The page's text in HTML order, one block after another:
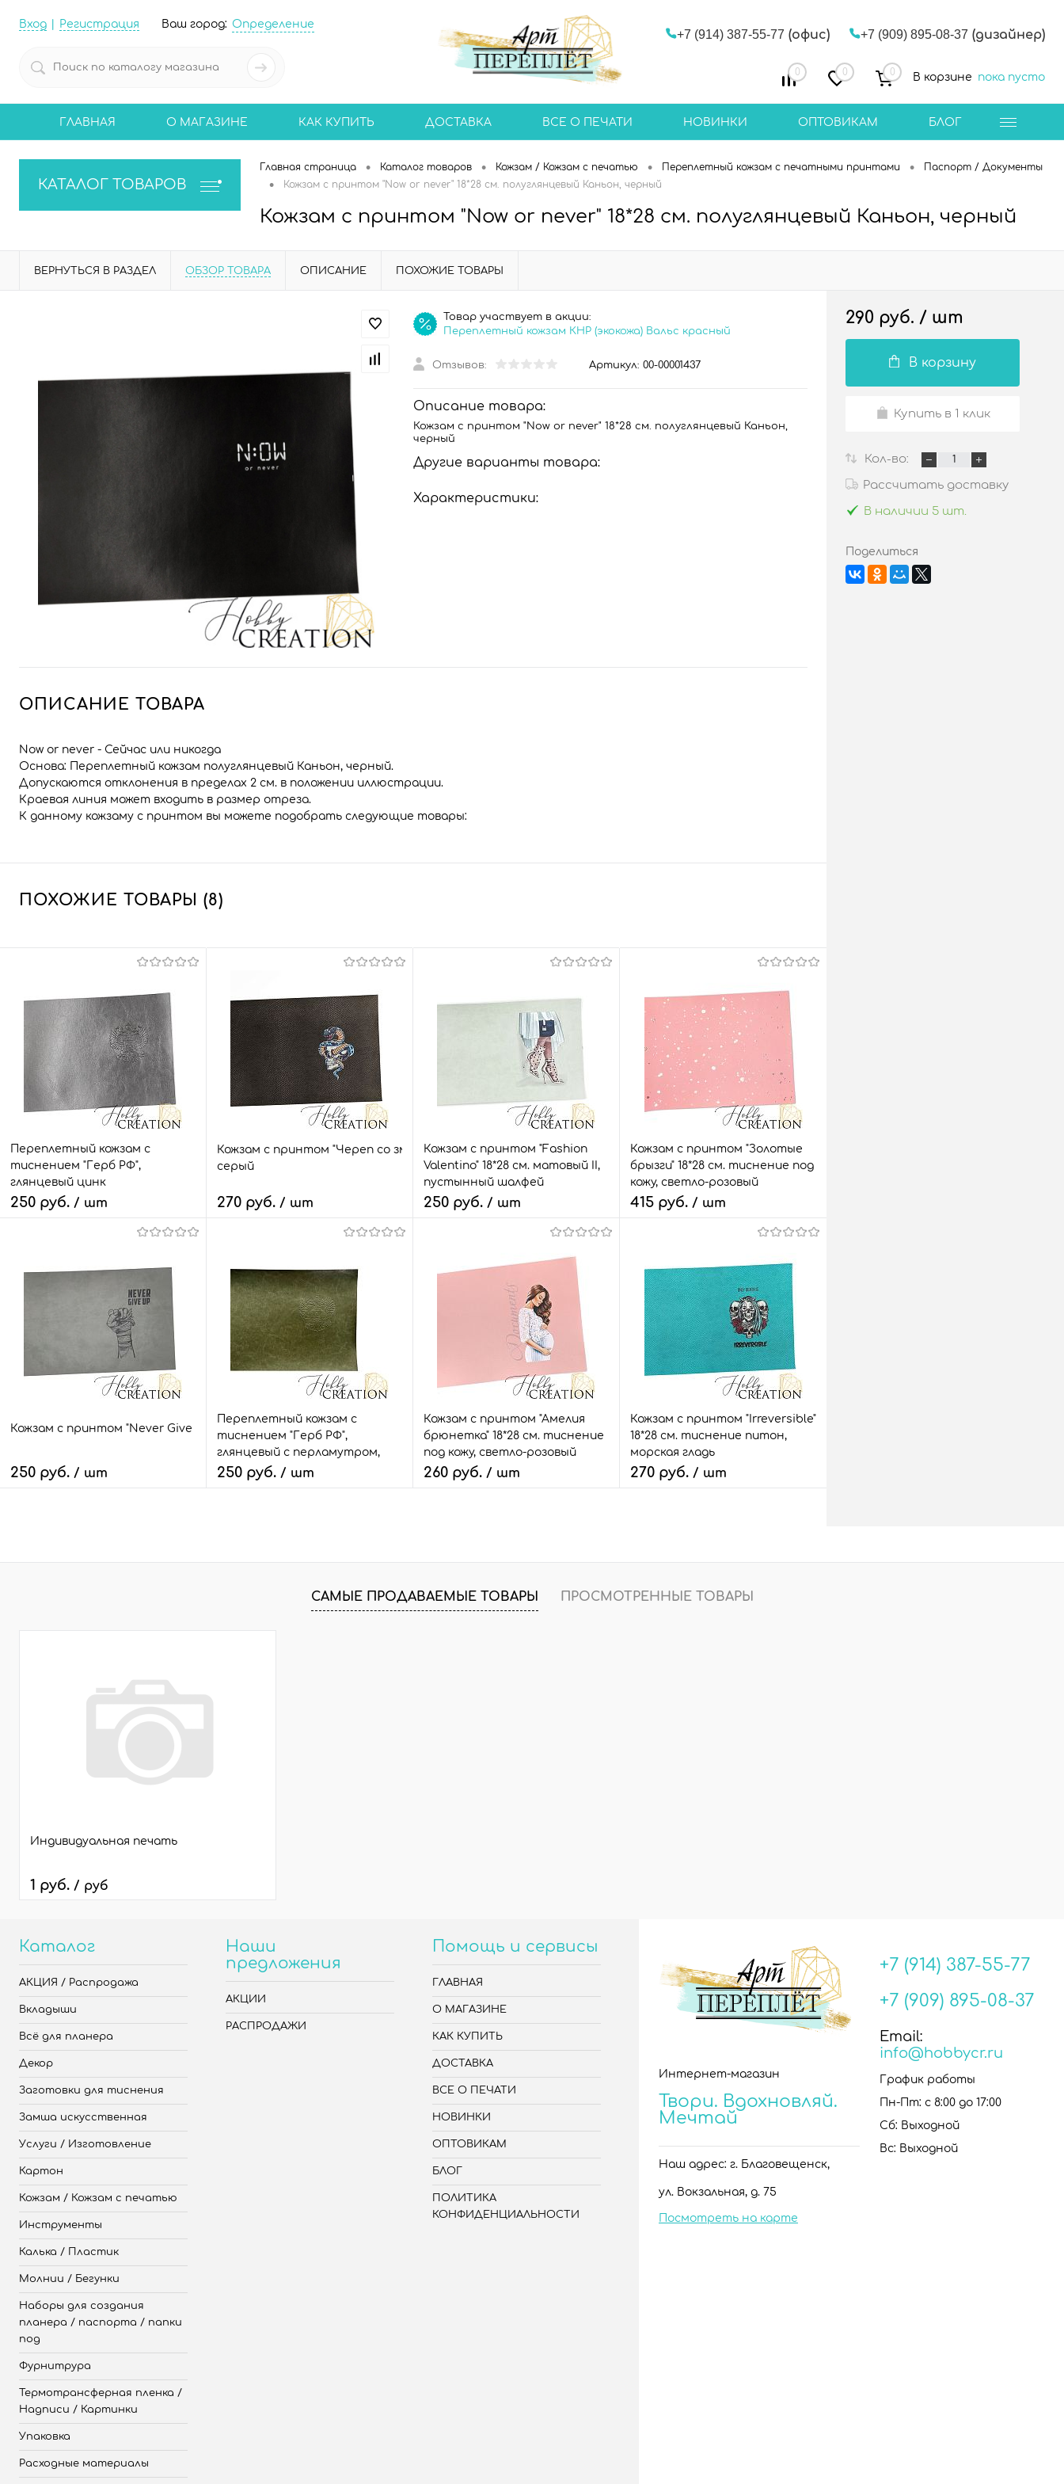
Вход Регистрация Ваш город: Определение
+7 (914) 387-55-77 (офис) +7 (909) 895-08-37 (дизайнер)
0 0 0 В корзине пока пусто
ГЛАВНАЯ О МАГАЗИНЕ КАК КУПИТЬ ДОСТАВКА ВСЕ О ПЕЧАТИ НОВИНКИ ОПТОВИКАМ БЛОГ
КАТАЛОГ ТОВАРОВ
Главная страница • Каталог товаров • Кожзам / Кожзам с печатью • Переплетный кожзам с печатными принтами • Паспорт / Документы
• Кожзам с принтом "Now or never" 18*28 см. полуглянцевый Каньон, черный
Кожзам с принтом "Now or never" 18*28 см. полуглянцевый Каньон, черный
ВЕРНУТЬСЯ В РАЗДЕЛ ОБЗОР ТОВАРА ОПИСАНИЕ ПОХОЖИЕ ТОВАРЫ
Товар участвует в акции:
Переплетный кожзам КНР (экокожа) Вальс красный
Отзывов: Артикул: 00-00001437
Описание товара:
Кожзам с принтом "Now or never" 18*28 см. полуглянцевый Каньон,
черный
Другие варианты товара:
Характеристики:
ОПИСАНИЕ ТОВАРА
Now or never - Сейчас или никогда
Основа: Переплетный кожзам полуглянцевый Каньон, черный.
Допускаются отклонения в пределах 2 см. в положении иллюстрации.
Краевая линия может входить в размер отреза.
К данному кожзаму с принтом вы можете подобрать следующие товары:
ПОХОЖИЕ ТОВАРЫ (8)
Переплетный кожзам с
тиснением "Герб РФ",
глянцевый цинк
250 руб. / шт
Сравнить
6 шт.
Кожзам с принтом "Череп со змеёй" 18*28 см. тиснение питон, темно-
серый
270 руб. / шт
Быстрый заказ
Сравнить
В избранное
2 шт.
Кожзам с принтом "Fashion
Valentino" 18*28 см. матовый II,
пустынный шалфей
250 руб. / шт
Быстрый заказ
Сравнить
2 шт.
Кожзам с принтом "Золотые
брызги" 18*28 см. тиснение под
кожу, светло-розовый
415 руб. / шт
Быстрый заказ
Сравнить
В избранное
4 шт.
Кожзам с принтом "Never Give UP" 18*28 см. матовый II, серый
250 руб. / шт
Быстрый заказ
Сравнить
Переплетный кожзам с
тиснением "Герб РФ",
глянцевый с перламутром,
зеленый с золотом
250 руб. / шт
Быстрый заказ
Сравнить
Кожзам с принтом "Амелия
брюнетка" 18*28 см. тиснение
под кожу, светло-розовый
260 руб. / шт
Быстрый заказ
Сравнить
Кожзам с принтом "Irreversible"
18*28 см. тиснение питон,
морская гладь
270 руб. / шт
Быстрый заказ
Сравнить
290 руб. / шт
В корзину
Купить в 1 клик
Кол-во:
Рассчитать доставку
В наличии 5 шт.
Поделиться
САМЫЕ ПРОДАВАЕМЫЕ ТОВАРЫ ПРОСМОТРЕННЫЕ ТОВАРЫ
Индивидуальная печать
1 руб. / руб
Каталог
АКЦИЯ / Распродажа
Вкладыши
Всё для планера
Декор
Заготовки для тиснения
Замша искусственная
Услуги / Изготовление
Картон
Кожзам / Кожзам с печатью
Инструменты
Калька / Пластик
Молнии / Бегунки
Наборы для создания
планера / паспорта / папки
под
Фурнитрура
Термотрансферная пленка /
Надписи / Картинки
Упаковка
Расходные материалы
Наши
предложения
АКЦИИ
РАСПРОДАЖИ
Помощь и сервисы
ГЛАВНАЯ
О МАГАЗИНЕ
КАК КУПИТЬ
ДОСТАВКА
ВСЕ О ПЕЧАТИ
НОВИНКИ
ОПТОВИКАМ
БЛОГ
ПОЛИТИКА
КОНФИДЕНЦИАЛЬНОСТИ
Интернет-магазин
Твори. Вдохновляй.
Мечтай
Наш адрес: г. Благовещенск,
ул. Вокзальная, д. 75
Посмотреть на карте
+7 (914) 387-55-77
+7 (909) 895-08-37
Email:
info@hobbycr.ru
График работы
Пн-Пт: с 8:00 до 17:00
Сб: Выходной
Вс: Выходной